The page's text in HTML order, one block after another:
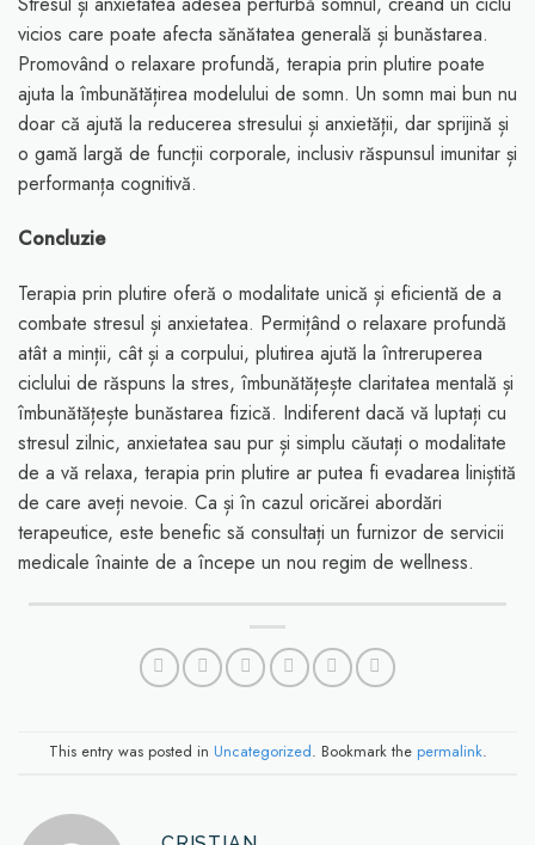
vicios care poate afecta sănătatea generală și bunăstarea.
Promovând o relaxare profundă, terapia prin plutire poate
ajuta la îmbunătățirea modelului de somn. Un somn mai bun nu
doar că ajută la reducerea stresului și anxietății, dar sprijină și
o gamă largă de funcții corporale, inclusiv răspunsul imunitar și
performanța cognitivă.
Concluzie
Terapia prin plutire oferă o modalitate unică și eficientă de a
combate stresul și anxietatea. Permițând o relaxare profundă
atât a minții, cât și a corpului, plutirea ajută la întreruperea
ciclului de răspuns la stres, îmbunătățește claritatea mentală și
îmbunătățește bunăstarea fizică. Indiferent dacă vă luptați cu
stresul zilnic, anxietatea sau pur și simplu căutați o modalitate
de a vă relaxa, terapia prin plutire ar putea fi evadarea liniștită
de care aveți nevoie. Ca și în cazul oricărei abordări
terapeutice, este benefic să consultați un furnizor de servicii
medicale înainte de a începe un nou regim de wellness.
This entry was posted in Uncategorized. Bookmark the permalink.